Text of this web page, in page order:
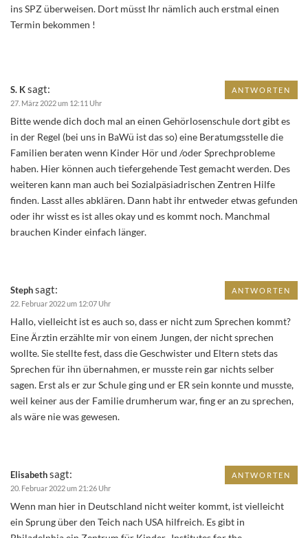
ins SPZ überweisen. Dort müsst Ihr nämlich auch erstmal einen
Termin bekommen !
S. Ksagt:
27. März 2022 um 12:11 Uhr
Bitte wende dich doch mal an einen Gehörlosenschule dort gibt es
in der Regel (bei uns in BaWü ist das so) eine Beratumgsstelle die
Familien beraten wenn Kinder Hör und /oder Sprechprobleme
haben. Hier können auch tiefergehende Test gemacht werden. Des
weiteren kann man auch bei Sozialpäsiadrischen Zentren Hilfe
finden. Lasst alles abklären. Dann habt ihr entweder etwas gefunden
oder ihr wisst es ist alles okay und es kommt noch. Manchmal
brauchen Kinder einfach länger.
ANTWORTEN
Stephsagt:
22. Februar 2022 um 12:07 Uhr
Hallo, vielleicht ist es auch so, dass er nicht zum Sprechen kommt?
Eine Ärztin erzählte mir von einem Jungen, der nicht sprechen
wollte. Sie stellte fest, dass die Geschwister und Eltern stets das
Sprechen für ihn übernahmen, er musste rein gar nichts selber
sagen. Erst als er zur Schule ging und er ER sein konnte und musste,
weil keiner aus der Familie drumherum war, fing er an zu sprechen,
als wäre nie was gewesen.
ANTWORTEN
Elisabethsagt:
20. Februar 2022 um 21:26 Uhr
Wenn man hier in Deutschland nicht weiter kommt, ist vielleicht
ein Sprung über den Teich nach USA hilfreich. Es gibt in
ANTWORTEN